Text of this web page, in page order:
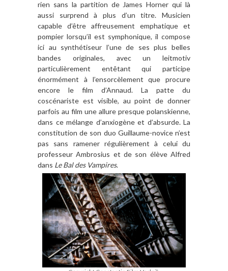
rien sans la partition de James Horner qui là
aussi surprend à plus d’un titre. Musicien
capable d’être affreusement emphatique et
pompier lorsqu’il est symphonique, il compose
ici au synthétiseur l’une de ses plus belles
bandes originales, avec un leitmotiv
particulièrement entêtant qui participe
énormément à l’ensorcèlement que procure
encore le film d’Annaud. La patte du
coscénariste est visible, au point de donner
parfois au film une allure presque polanskienne,
dans ce mélange d’anxiogène et d’absurde. La
constitution de son duo Guillaume-novice n’est
pas sans ramener régulièrement à celui du
professeur Ambrosius et de son élève Alfred
dans Le Bal des Vampires.